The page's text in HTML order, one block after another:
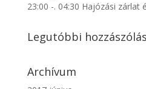
23:00 -. 04:30 Hajózási zárlat
Legutóbbi
Archívum